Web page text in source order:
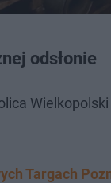
odsłonie
Targach